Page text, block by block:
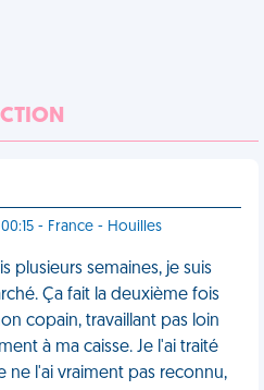
- France - Houilles
plusieurs semaines, je suis
Ça fait la deuxième fois
copain, travaillant pas loin
à ma caisse. Je l'ai traité
ne l'ai vraiment pas reconnu,